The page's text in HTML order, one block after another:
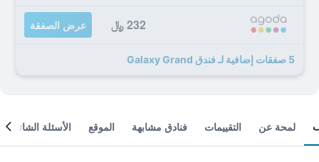
232 ﷼ عرض الصفقة
5 صفقات إضافية لـ فندق Galaxy Grand
لمحة عن التقييمات فنادق مشابهة الموقع الأسئلة الشائعة